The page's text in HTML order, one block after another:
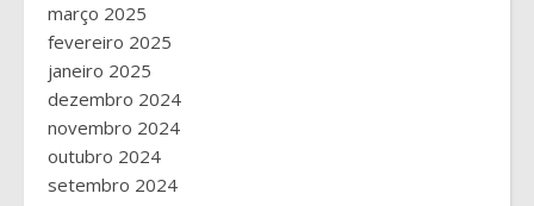
março 2025
fevereiro 2025
janeiro 2025
dezembro 2024
novembro 2024
outubro 2024
setembro 2024